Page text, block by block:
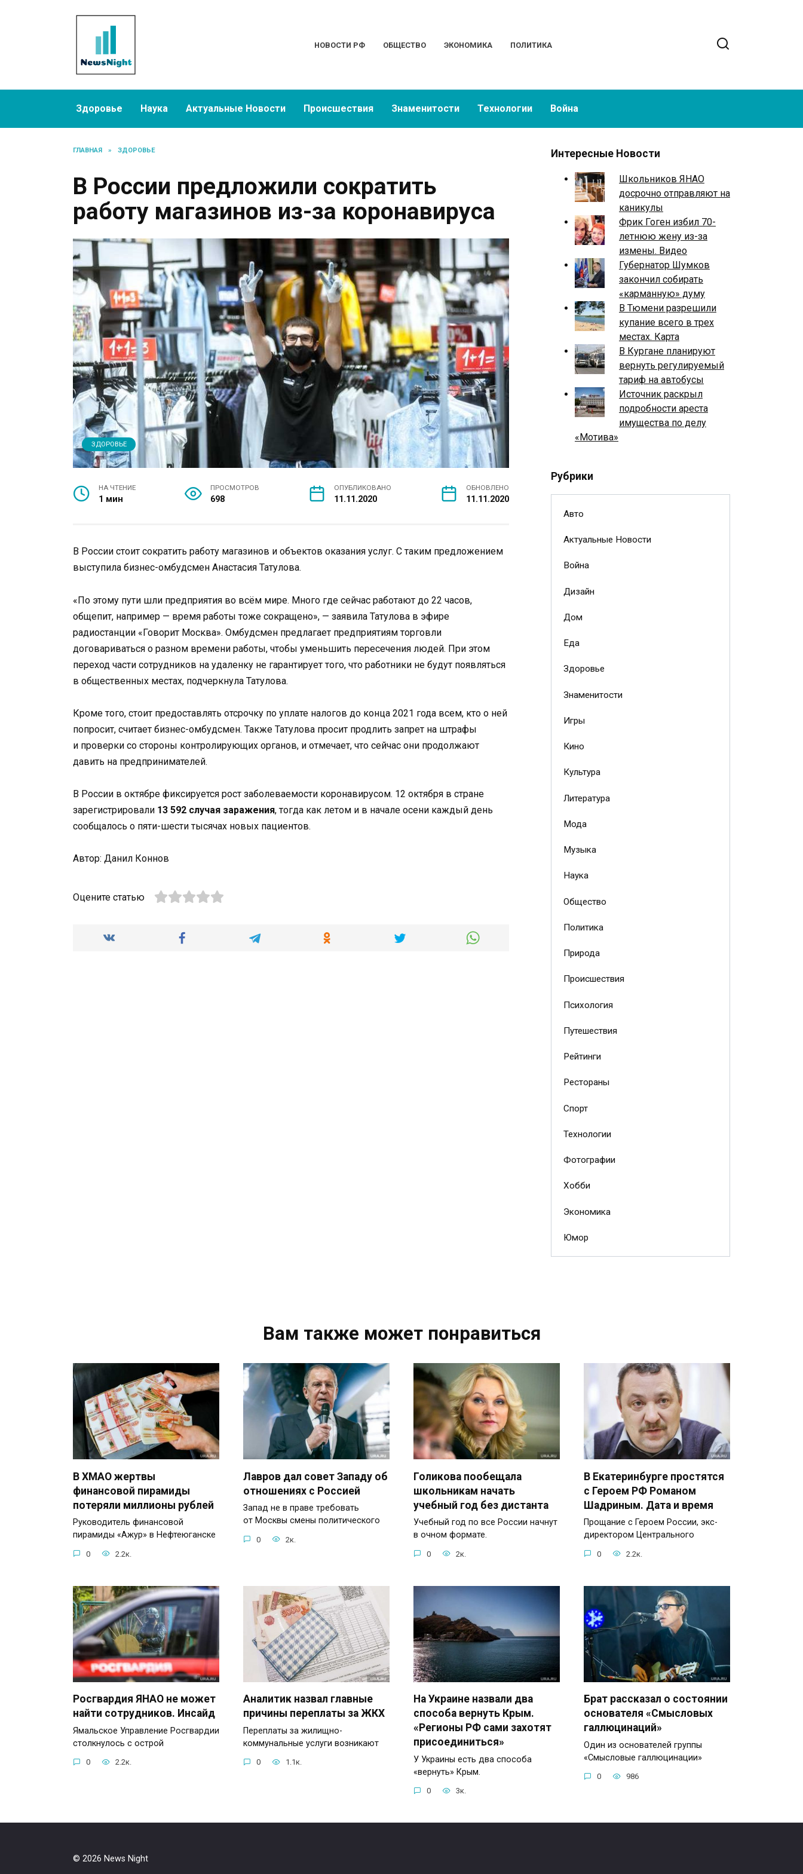
НОВОСТИ РФ ОБЩЕСТВО ЭКОНОМИКА ПОЛИТИКА
Здоровье Наука Актуальные Новости Происшествия Знаменитости Технологии Война
ГЛАВНАЯ » ЗДОРОВЬЕ
В России предложили сократить
работу магазинов из-за коронавируса
ЗДОРОВЬЕ
НА ЧТЕНИЕ
1 мин
ПРОСМОТРОВ
698
ОПУБЛИКОВАНО
11.11.2020
ОБНОВЛЕНО
11.11.2020
В России стоит сократить работу магазинов и объектов оказания услуг. С таким предложением
выступила бизнес-омбудсмен Анастасия Татулова.
«По этому пути шли предприятия во всём мире. Много где сейчас работают до 22 часов,
общепит, например — время работы тоже сокращено», — заявила Татулова в эфире
радиостанции «Говорит Москва». Омбудсмен предлагает предприятиям торговли
договариваться о разном времени работы, чтобы уменьшить пересечения людей. При этом
переход части сотрудников на удаленку не гарантирует того, что работники не будут появляться
в общественных местах, подчеркнула Татулова.
Кроме того, стоит предоставлять отсрочку по уплате налогов до конца 2021 года всем, кто о ней
попросит, считает бизнес-омбудсмен. Также Татулова просит продлить запрет на штрафы
и проверки со стороны контролирующих органов, и отмечает, что сейчас они продолжают
давить на предпринимателей.
В России в октябре фиксируется рост заболеваемости коронавирусом. 12 октября в стране
зарегистрировали 13 592 случая заражения, тогда как летом и в начале осени каждый день
сообщалось о пяти-шести тысячах новых пациентов.
Автор: Данил Коннов
Оцените статью
Интересные Новости
Школьников ЯНАО
досрочно отправляют на
каникулы
Фрик Гоген избил 70-
летнюю жену из-за
измены. Видео
Губернатор Шумков
закончил собирать
«карманную» думу
В Тюмени разрешили
купание всего в трех
местах. Карта
В Кургане планируют
вернуть регулируемый
тариф на автобусы
Источник раскрыл
подробности ареста
имущества по делу
«Мотива»
Рубрики
Авто
Актуальные Новости
Война
Дизайн
Дом
Еда
Здоровье
Знаменитости
Игры
Кино
Культура
Литература
Мода
Музыка
Наука
Общество
Политика
Природа
Происшествия
Психология
Путешествия
Рейтинги
Рестораны
Спорт
Технологии
Фотографии
Хобби
Экономика
Юмор
Вам также может понравиться
В ХМАО жертвы
финансовой пирамиды
потеряли миллионы рублей
Руководитель финансовой
пирамиды «Ажур» в Нефтеюганске
0 2.2к.
Лавров дал совет Западу об
отношениях с Россией
Запад не в праве требовать
от Москвы смены политического
0 2к.
Голикова пообещала
школьникам начать
учебный год без дистанта
Учебный год по все России начнут
в очном формате.
0 2к.
В Екатеринбурге простятся
с Героем РФ Романом
Шадриным. Дата и время
Прощание с Героем России, экс-
директором Центрального
0 2.2к.
Росгвардия ЯНАО не может
найти сотрудников. Инсайд
Ямальское Управление Росгвардии
столкнулось с острой
0 2.2к.
Аналитик назвал главные
причины переплаты за ЖКХ
Переплаты за жилищно-
коммунальные услуги возникают
0 1.1к.
На Украине назвали два
способа вернуть Крым.
«Регионы РФ сами захотят
присоединиться»
У Украины есть два способа
«вернуть» Крым.
0 3к.
Брат рассказал о состоянии
основателя «Смысловых
галлюцинаций»
Один из основателей группы
«Смысловые галлюцинации»
0 986
© 2026 News Night